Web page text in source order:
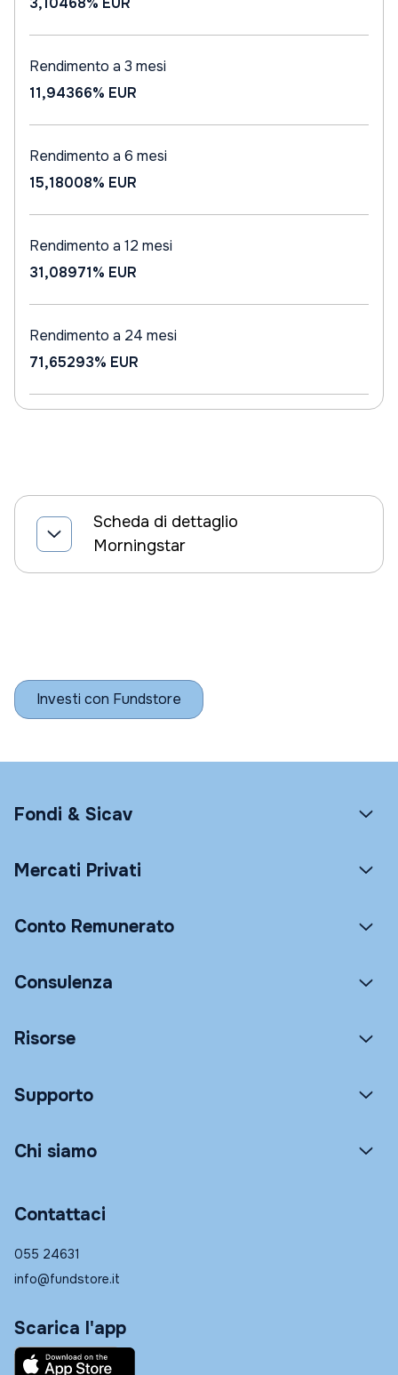
Rendimento a 3 mesi
11,94366% EUR
Rendimento a 6 mesi
15,18008% EUR
Rendimento a 12 mesi
31,08971% EUR
Rendimento a 24 mesi
71,65293% EUR
Scheda di dettaglio
Morningstar
Investi con Fundstore
Fondi & Sicav
Mercati Privati
Conto Remunerato
Consulenza
Risorse
Supporto
Chi siamo
Contattaci
055 24631
info@fundstore.it
Scarica l'app